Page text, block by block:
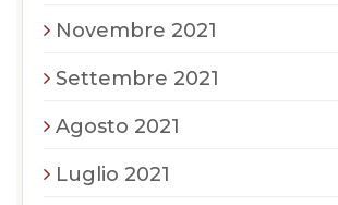
Novembre 2021
Settembre 2021
Agosto 2021
Luglio 2021